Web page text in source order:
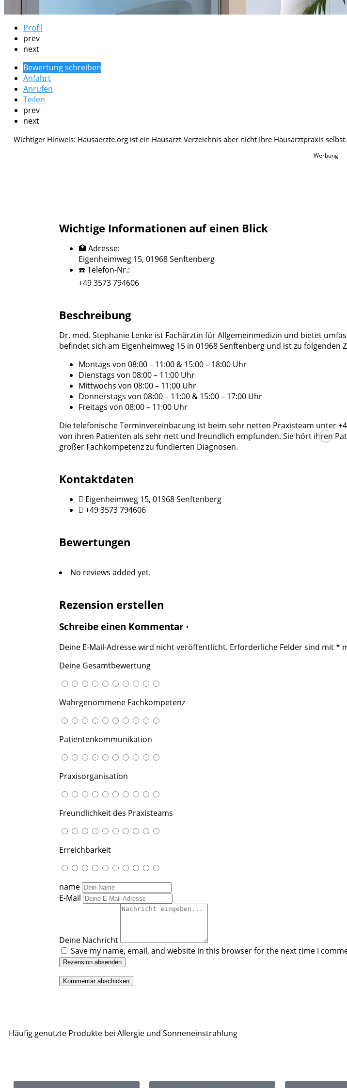
Profil
prev
next
Bewertung schreiben
Anfahrt
Anrufen
Teilen
prev
next
Werbung
Wichtige Informationen auf einen Blick
🏥 Adresse:
Eigenheimweg 15, 01968 Senftenberg
☎️ Telefon-Nr.:
+49 3573 794606
Beschreibung
Dr. med. Stephanie Lenke ist Fachärztin für Allgemeinmedizin und bietet
befindet sich am Eigenheimweg 15 in 01968 Senftenberg und ist zu
Montags von 08:00 – 11:00 & 15:00 – 18:00 Uhr
Dienstags von 08:00 – 11:00 Uhr
Mittwochs von 08:00 – 11:00 Uhr
Donnerstags von 08:00 – 11:00 & 15:00 – 17:00 Uhr
Freitags von 08:00 – 11:00 Uhr
Die telefonische Terminvereinbarung ist beim sehr netten Praxisteam unter
von ihren Patienten als sehr nett und freundlich empfunden. Sie hört ihren
großer Fachkompetenz zu fundierten Diagnosen.
Kontaktdaten
Eigenheimweg 15, 01968 Senftenberg
+49 3573 794606
Bewertungen
No reviews added yet.
Rezension erstellen
Schreibe einen Kommentar ·
Deine E-Mail-Adresse wird nicht veröffentlicht. Erforderliche Felder sind mit*
Deine Gesamtbewertung
Wahrgenommene Fachkompetenz
Patientenkommunikation
Praxisorganisation
Freundlichkeit des Praxisteams
Erreichbarkeit
name
E-Mail
Deine Nachricht
Save my name, email, and website in this browser for the next time I
Rezension absenden
Häufig genutzte Produkte bei Allergie und Sonneneinstrahlung